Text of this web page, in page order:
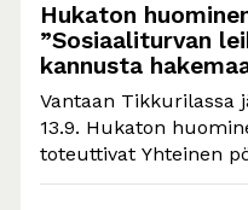
Hukaton
”Sosiaaliturvan
kannusta
Vantaan Tikkurilassa
13.9. Hukaton
toteuttivat Yhteinen
Työttömien